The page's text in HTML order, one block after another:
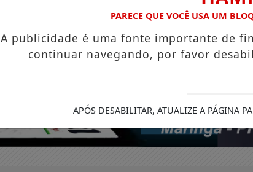
PARECE QUE VOCÊ USA UM
A publicidade é uma fonte importante de
continuar navegando, por favor
APÓS DESABILITAR, ATUALIZE A PÁGINA